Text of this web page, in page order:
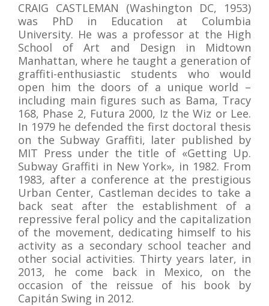
CRAIG CASTLEMAN (Washington DC, 1953)
was PhD in Education at Columbia
University. He was a professor at the High
School of Art and Design in Midtown
Manhattan, where he taught a generation of
graffiti-enthusiastic students who would
open him the doors of a unique world –
including main figures such as Bama, Tracy
168, Phase 2, Futura 2000, Iz the Wiz or Lee.
In 1979 he defended the first doctoral thesis
on the Subway Graffiti, later published by
MIT Press under the title of «Getting Up.
Subway Graffiti in New York», in 1982. From
1983, after a conference at the prestigious
Urban Center, Castleman decides to take a
back seat after the establishment of a
repressive feral policy and the capitalization
of the movement, dedicating himself to his
activity as a secondary school teacher and
other social activities. Thirty years later, in
2013, he come back in Mexico, on the
occasion of the reissue of his book by
Capitán Swing in 2012.